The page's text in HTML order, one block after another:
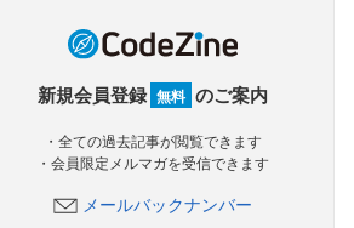
新規会員登録 無料 のご案内
・全ての過去記事が閲覧できます
・会員限定メルマガを受信できます
メールバックナンバー